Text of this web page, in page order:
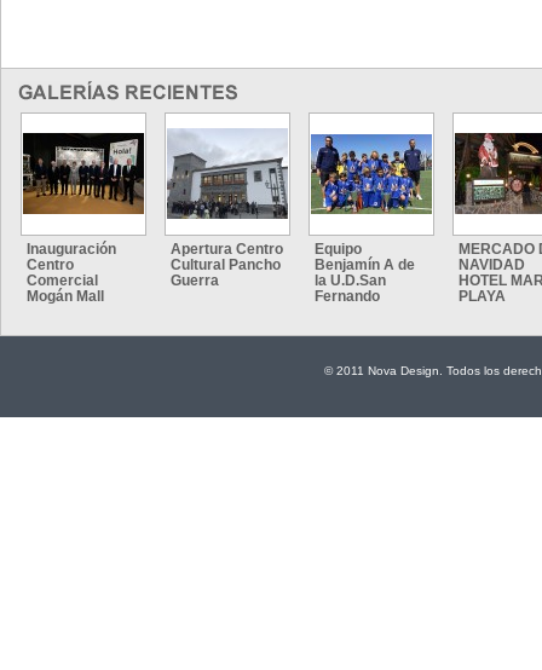
Inauguración
Centro
Comercial
Mogán Mall
Apertura Centro
Cultural Pancho
Guerra
Equipo
Benjamín A de
la U.D.San
Fernando
MERCADO
NAVIDAD
HOTEL
PLAYA
© 2011 Nova Design. Todos los